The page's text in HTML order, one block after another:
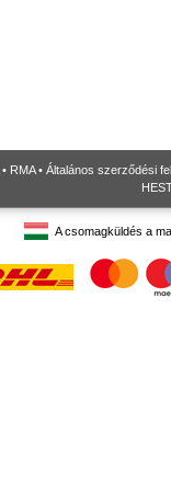
• RMA• Általános szerződési
A csomagküldés a